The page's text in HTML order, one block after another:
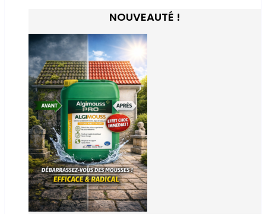
NOUVEAUTÉ !